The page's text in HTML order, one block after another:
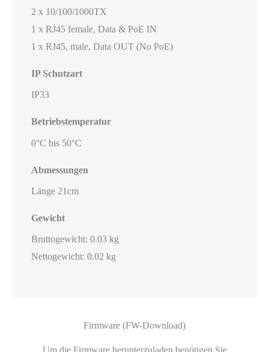
2 x 10/100/1000TX
1 x RJ45 female, Data & PoE IN
1 x RJ45, male, Data OUT (No PoE)
IP Schutzart
IP33
Betriebstemperatur
0°C bis 50°C
Abmessungen
Länge 21cm
Gewicht
Bruttogewicht: 0.03 kg
Nettogewicht: 0.02 kg
Firmware (FW-Download)
Um die Firmware herunterzuladen benötigen Sie